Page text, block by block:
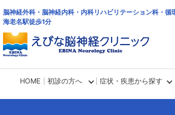
脳神経外科・脳神経内科・内科リハビリテーション科・循
海老名駅徒歩1分
HOME 初診の方へ 症状・疾患から探す